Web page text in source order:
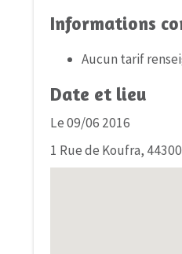
Informations
Aucun tarif
Date et lieu
Le 09/06 2016
1 Rue de Koufra,